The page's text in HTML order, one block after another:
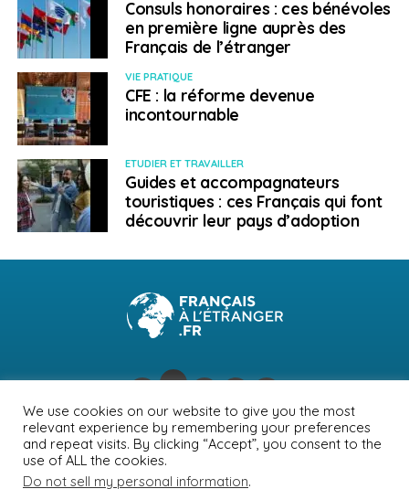
Consuls honoraires : ces bénévoles
en première ligne auprès des
Français de l’étranger
VIE PRATIQUE
CFE : la réforme devenue
incontournable
ETUDIER ET TRAVAILLER
Guides et accompagnateurs
touristiques : ces Français qui font
découvrir leur pays d’adoption
NEWSLETTER PUBLICITÉ CONTACTS
MENTIONS LÉGALES
POLITIQUE DE CONFIDENTIALITÉ
We use cookies on our website to give you the most
relevant experience by remembering your preferences
and repeat visits. By clicking “Accept”, you consent to the
use of ALL the cookies.
Do not sell my personal information.